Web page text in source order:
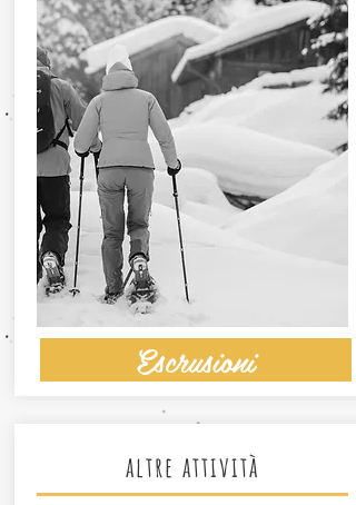
Escrusioni
altre attività